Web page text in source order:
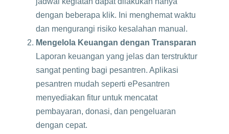
dengan beberapa klik. Ini menghemat waktu
dan mengurangi risiko kesalahan manual.
Mengelola Keuangan dengan Transparan
Laporan keuangan yang jelas dan terstruktur
sangat penting bagi pesantren. Aplikasi
pesantren mudah seperti ePesantren
menyediakan fitur untuk mencatat
pembayaran, donasi, dan pengeluaran
dengan cepat.